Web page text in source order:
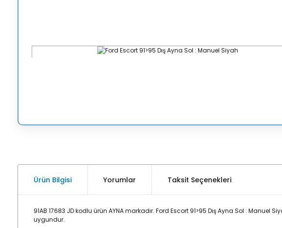
Ürün Bilgisi Yorumlar Taksit Seçenekleri
91AB 17683 JD kodlu ürün AYNA markadır. Ford Escort 91>95 Dış Ayna Sol :
uygundur.